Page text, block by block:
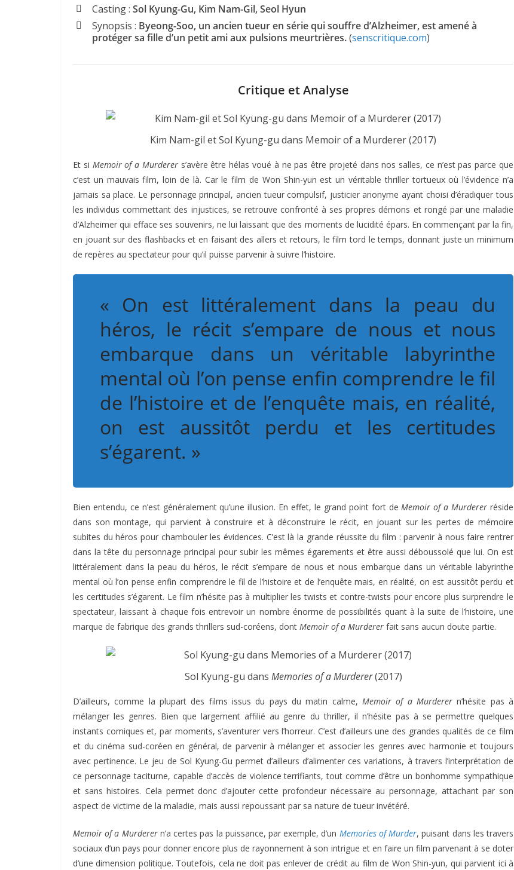
Casting : Sol Kyung-Gu, Kim Nam-Gil, Seol Hyun
Synopsis : Byeong-Soo, un ancien tueur en série qui souffre d’Alzheimer, est amené à
protéger sa fille d’un petit ami aux pulsions meurtrières.(senscritique.com)
Critique et Analyse
Kim Nam-gil et Sol Kyung-gu dans Memoir of a Murderer (2017)
Et si Memoir of a Murderers’avère être hélas voué à ne pas être projeté dans nos salles, ce n’est pas parce que
c’est un mauvais film, loin de là. Car le film de Won Shin-yun est un véritable thriller tortueux où l’évidence n’a
jamais sa place. Le personnage principal, ancien tueur compulsif, justicier anonyme ayant choisi d’éradiquer tous
les individus commettant des injustices, se retrouve confronté à ses propres démons et rongé par une maladie
d’Alzheimer qui efface ses souvenirs, ne lui laissant que des moments de lucidité épars. En commençant par la fin,
en jouant sur des flashbacks et en faisant des allers et retours, le film tord le temps, donnant juste un minimum
de repères au spectateur pour qu’il puisse parvenir à suivre l’histoire.
« On est littéralement dans la peau du
héros, le récit s’empare de nous et nous
embarque dans un véritable labyrinthe
mental où l’on pense enfin comprendre le fil
de l’histoire et de l’enquête mais, en réalité,
on est aussitôt perdu et les certitudes
s’égarent. »
Bien entendu, ce n’est généralement qu’une illusion. En effet, le grand point fort deMemoir of a Murderer réside
dans son montage, qui parvient à construire et à déconstruire le récit, en jouant sur les pertes de mémoire
subites du héros pour chambouler les évidences. C’est là la grande réussite du film : parvenir à nous faire rentrer
dans la tête du personnage principal pour subir les mêmes égarements et être aussi déboussolé que lui. On est
littéralement dans la peau du héros, le récit s’empare de nous et nous embarque dans un véritable labyrinthe
mental où l’on pense enfin comprendre le fil de l’histoire et de l’enquête mais, en réalité, on est aussitôt perdu et
les certitudes s’égarent. Le film n’hésite pas à multiplier les twists et contre-twists pour encore plus surprendre le
spectateur, laissant à chaque fois entrevoir un nombre énorme de possibilités quant à la suite de l’histoire, une
marque de fabrique des grands thrillers sud-coréens, dont Memoir of a Murderer fait sans aucun doute partie.
Sol Kyung-gu dans Memories of a Murderer(2017)
D’ailleurs, comme la plupart des films issus du pays du matin calme, Memoir of a Murderer n’hésite pas à
mélanger les genres. Bien que largement affilié au genre du thriller, il n’hésite pas à se permettre quelques
instants comiques et, par moments, s’aventurer vers l’horreur. C’est d’ailleurs une des grandes qualités de ce film
et du cinéma sud-coréen en général, de parvenir à mélanger et associer les genres avec harmonie et toujours
avec pertinence. Le jeu de Sol Kyung-Gu permet d’ailleurs d’alimenter ces variations, à travers l’interprétation de
ce personnage taciturne, capable d’accès de violence terrifiants, tout comme d’être un bonhomme sympathique
et sans histoires. Cela permet donc d’ajouter cette profondeur nécessaire au personnage, attachant par son
aspect de victime de la maladie, mais aussi repoussant par sa nature de tueur invétéré.
Memoir of a Murderern’a certes pas la puissance, par exemple, d’un Memories of Murder, puisant dans les travers
sociaux d’un pays pour donner encore plus de rayonnement à son intrigue et en faire un film parvenant à se doter
d’une dimension politique. Toutefois, cela ne doit pas enlever de crédit au film de Won Shin-yun, qui parvient ici à